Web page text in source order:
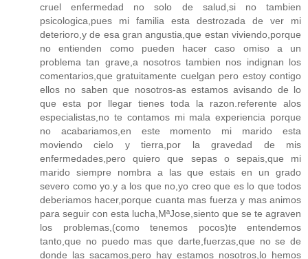
cruel enfermedad no solo de salud,si no tambien
psicologica,pues mi familia esta destrozada de ver mi
deterioro,y de esa gran angustia,que estan viviendo,porque
no entienden como pueden hacer caso omiso a un
problema tan grave,a nosotros tambien nos indignan los
comentarios,que gratuitamente cuelgan pero estoy contigo
ellos no saben que nosotros-as estamos avisando de lo
que esta por llegar tienes toda la razon.referente alos
especialistas,no te contamos mi mala experiencia porque
no acabariamos,en este momento mi marido esta
moviendo cielo y tierra,por la gravedad de mis
enfermedades,pero quiero que sepas o sepais,que mi
marido siempre nombra a las que estais en un grado
severo como yo.y a los que no,yo creo que es lo que todos
deberiamos hacer,porque cuanta mas fuerza y mas animos
para seguir con esta lucha,MªJose,siento que se te agraven
los problemas,(como tenemos pocos)te entendemos
tanto,que no puedo mas que darte,fuerzas,que no se de
donde las sacamos,pero hay estamos nosotros,lo hemos